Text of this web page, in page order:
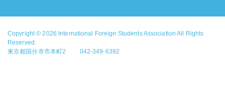
Copyright © 2026 International Foreign Students Association All Rights
Reserved.
東京都国分寺市本町2 042-349-6392